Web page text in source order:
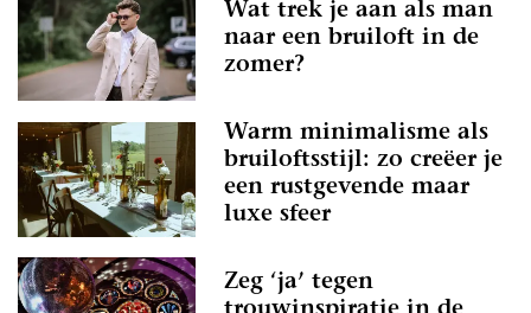
Wat trek je aan als man
naar een bruiloft in de
zomer?
Warm minimalisme als
bruiloftsstijl: zo creëer je
een rustgevende maar
luxe sfeer
Zeg ‘ja’ tegen